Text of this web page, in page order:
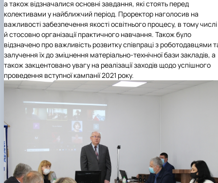
а також відзначалися основні завдання, які стоять перед
колективами у найближчий період. Проректор наголосив на
важливості забезпечення якості освітнього процесу, в тому числі
й стосовно організації практичного навчання. Також було
відзначено про важливість розвитку співпраці з роботодавцями
залучення їх до зміцнення матеріально-технічної бази закладів, а
також закцентовано увагу на реалізації заходів щодо успішного
проведення вступної кампанії 2021 року.